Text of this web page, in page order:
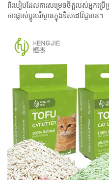
ពីរបៀបដែលការសម្រេចចិត្តរបស់អ្នកប្
ការផ្លាស់ប្តូរបរិស្ថានក្នុងទិសដៅវិជ្ជមាន។